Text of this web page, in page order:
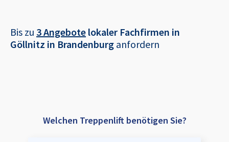
Bis zu 3 Angebote lokaler Fachfirmen in
Göllnitz in Brandenburg anfordern
Welchen Treppenlift benötigen Sie?